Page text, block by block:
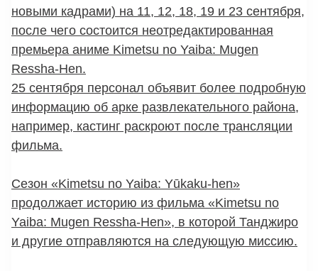
новыми кадрами) на 11, 12, 18, 19 и 23 сентября,
после чего состоится неотредактированная
премьера аниме Kimetsu no Yaiba: Mugen
Ressha-Hen.
25 сентября персонал объявит более подробную
информацию об арке развлекательного района,
например, кастинг раскроют после трансляции
фильма.
Сезон «Kimetsu no Yaiba: Yūkaku-hen»
продолжает историю из фильма «Kimetsu no
Yaiba: Mugen Ressha-Hen», в которой Танджиро
и другие отправляются на следующую миссию.